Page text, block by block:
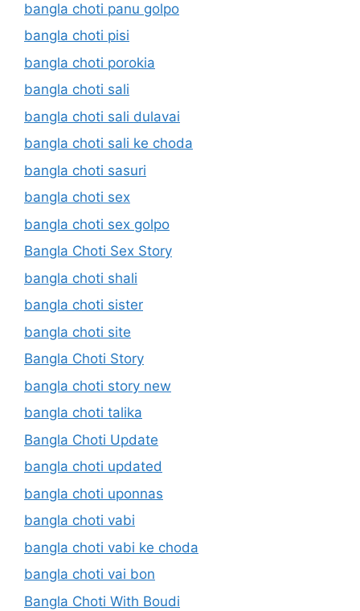
bangla choti panu golpo
bangla choti pisi
bangla choti porokia
bangla choti sali
bangla choti sali dulavai
bangla choti sali ke choda
bangla choti sasuri
bangla choti sex
bangla choti sex golpo
Bangla Choti Sex Story
bangla choti shali
bangla choti sister
bangla choti site
Bangla Choti Story
bangla choti story new
bangla choti talika
Bangla Choti Update
bangla choti updated
bangla choti uponnas
bangla choti vabi
bangla choti vabi ke choda
bangla choti vai bon
Bangla Choti With Boudi